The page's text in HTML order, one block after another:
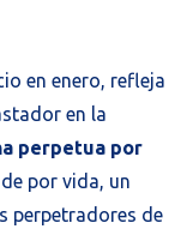
en enero, refleja
en la
perpetua por
por vida, un
perpetradores de